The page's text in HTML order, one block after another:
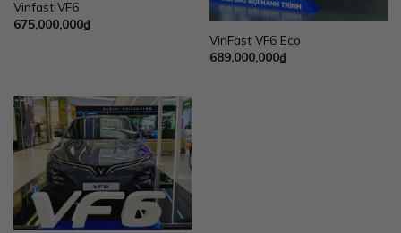
Vinfast VF6
675,000,000₫
VinFast VF6 Eco
689,000,000₫